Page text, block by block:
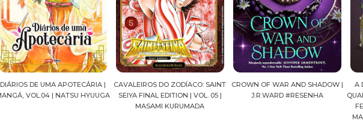
CAVALEIROS DO ZODÍACO: SAINT
SEIYA FINAL EDITION | VOL. 05 |
CROWN OF WAR AND SHADOW |
J.R.WARD #RESENHA
A DROGA DA OBEDIÊNCIA EM
QUADRINHOS | PEDRO BANDEIRA,